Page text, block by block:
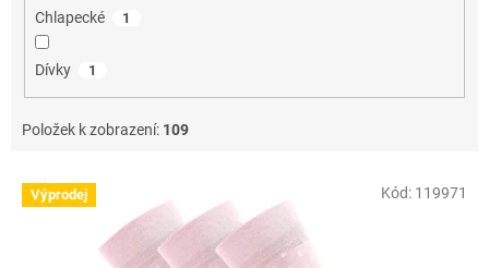
Chlapecké 1
Dívky 1
Položek k zobrazení: 109
V
Výprodej Kód: 119971